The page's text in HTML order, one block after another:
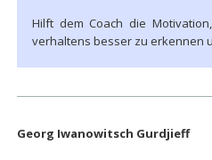
Hilft dem Coach die
verhaltens besser zu erkennen
Georg Iwanowitsch Gurdjieff